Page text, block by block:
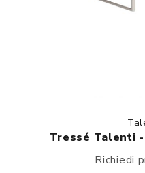
Tressé Talenti
Richiedi